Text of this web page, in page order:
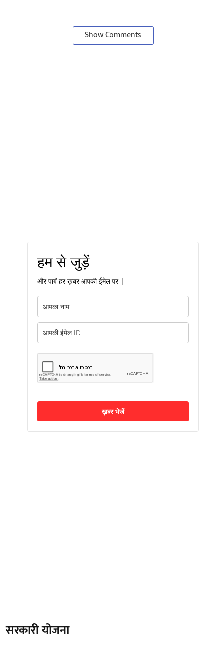
Show Comments
हम से जुड़ें
और पायें हर ख़बर आपकी ईमेल पर |
ख़बर भेजें
सरकारी योजना